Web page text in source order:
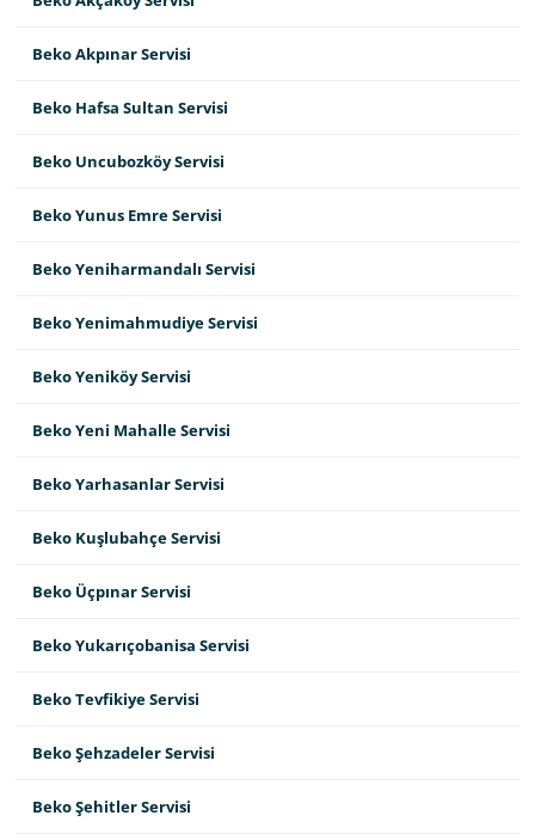
Beko Akpınar Servisi
Beko Hafsa Sultan Servisi
Beko Uncubozköy Servisi
Beko Yunus Emre Servisi
Beko Yeniharmandalı Servisi
Beko Yenimahmudiye Servisi
Beko Yeniköy Servisi
Beko Yeni Mahalle Servisi
Beko Yarhasanlar Servisi
Beko Kuşlubahçe Servisi
Beko Üçpınar Servisi
Beko Yukarıçobanisa Servisi
Beko Tevfikiye Servisi
Beko Şehzadeler Servisi
Beko Şehitler Servisi